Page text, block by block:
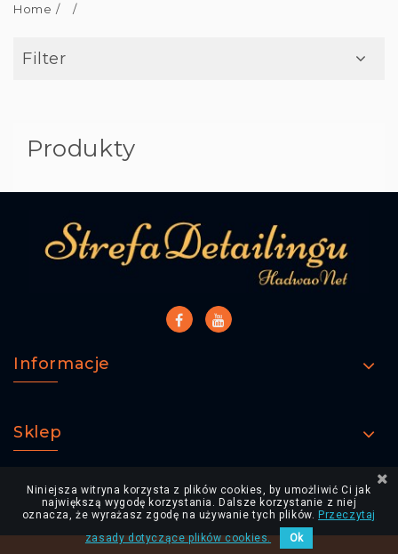
Home
Filter
Produkty
Informacje
Sklep
Niniejsza witryna korzysta z plików cookies, by umożliwić Ci jak
największą wygodę korzystania. Dalsze korzystanie z niej
oznacza, że wyrażasz zgodę na używanie tych plików. Przeczytaj
zasady dotyczące plików cookies.
Ok